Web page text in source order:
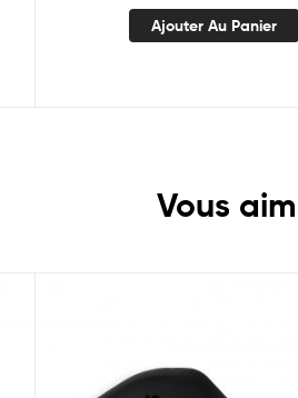
Ajouter Au Panier
Vous